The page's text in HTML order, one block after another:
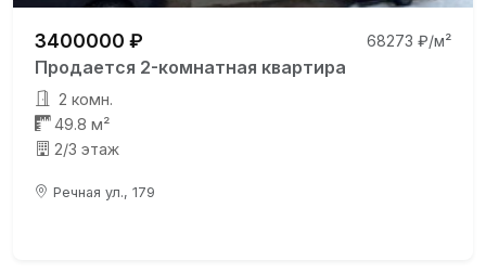
3400000 ₽ 68273 ₽/м²
Продается 2-комнатная квартира
2 комн.
49.8 м²
2/3 этаж
Речная ул., 179